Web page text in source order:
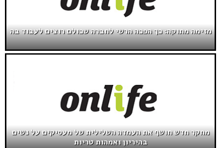
מזימה מתוקה: כך הפכה הרשי לחברה שכולם רוצים לעבוד בה
מחקר חדש חושף את העמדה השלילית של מעסיקים על נשים
בהיריון ואמהות טריות